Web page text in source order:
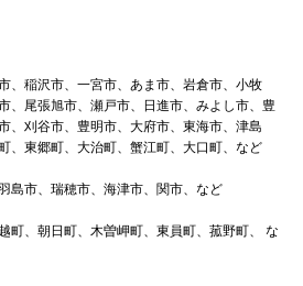
、稲沢市、一宮市、あま市、岩倉市、小牧
、尾張旭市、瀬戸市、日進市、みよし市、豊
、刈谷市、豊明市、大府市、東海市、津島
、東郷町、大治町、蟹江町、大口町、など
島市、瑞穂市、海津市、関市、など
町、朝日町、木曽岬町、東員町、菰野町、 な